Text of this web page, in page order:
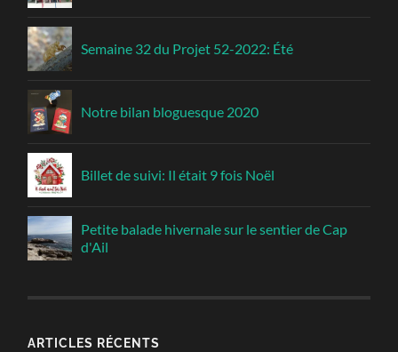
Semaine 32 du Projet 52-2022: Été
Notre bilan bloguesque 2020
Billet de suivi: Il était 9 fois Noël
Petite balade hivernale sur le sentier de Cap
d'Ail
ARTICLES RÉCENTS